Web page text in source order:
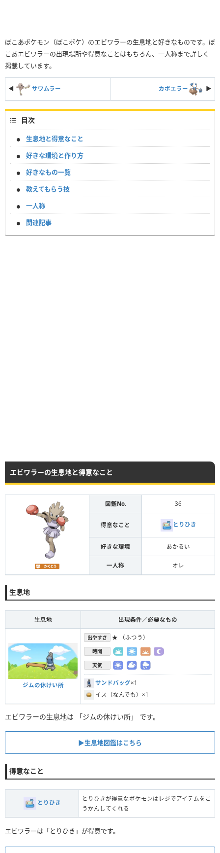
ぽこあポケモン（ぽこポケ）のエビワラーの生息地と好きなものです。ぽ
こあエビワラーの出現場所や得意なことはもちろん、一人称まで詳しく
掲載しています。
◀ サワムラー カポエラー ▶︎
目次
生息地と得意なこと
好きな環境と作り方
好きなもの一覧
教えてもらう技
一人称
関連記事
エビワラーの生息地と得意なこと
図鑑No. 36
得意なこと とりひき
好きな環境 あかるい
一人称 オレ
生息地
生息地 出現条件／必要なもの
ジムの休けい所
出やすさ ★ （ふつう）
時間
天気
サンドバッグ×1
イス（なんでも）×1
エビワラーの生息地は 「ジムの休けい所」 です。
▶︎生息地図鑑はこちら
得意なこと
とりひき
とりひきが得意なポケモンはレジでアイテムをこ
うかんしてくれる
エビワラーは「とりひき」が得意です。